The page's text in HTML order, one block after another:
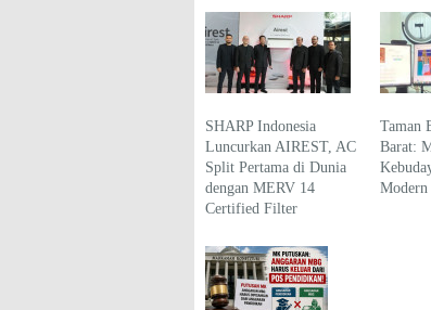
SHARP Indonesia
Luncurkan AIREST, AC
Split Pertama di Dunia
dengan MERV 14
Certified Filter
Taman
Barat:
Modern